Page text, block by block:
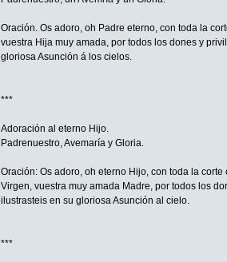
Oración. Os adoro, oh Padre eterno, con toda la
vuestra Hija muy amada, por todos los dones y
gloriosa Asunción á los cielos.
***
Adoración al eterno Hijo.
Padrenuestro, Avemaría y Gloria.
Oración: Os adoro, oh eterno Hijo, con toda la
Virgen, vuestra muy amada Madre, por todos los
ilustrasteis en su gloriosa Asunción al cielo.
***